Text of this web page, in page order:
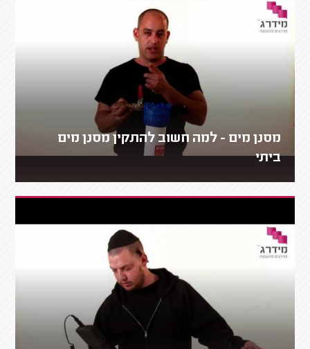
מסנן מים - למה חשוב להתקין מסנן מים
ביתי